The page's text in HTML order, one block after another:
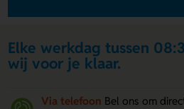
Elke werkdag tussen
wij voor je klaar.
Via telefoon Bel ons om